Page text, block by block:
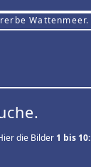
Wattenmeer.
die Bilder 1 bis 10: